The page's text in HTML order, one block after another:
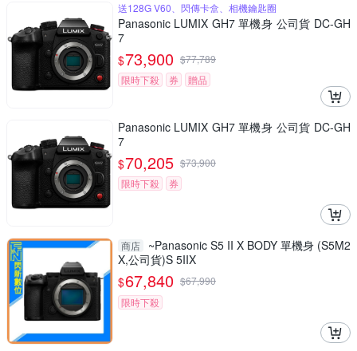
送128G V60、閃傳卡盒、相機鑰匙圈
Panasonic LUMIX GH7 單機身 公司貨 DC-GH
7
$73,900 $77,789
限時下殺
券 贈品
Panasonic LUMIX GH7 單機身 公司貨 DC-GH
7
$70,205 $73,900
限時下殺
券
商店
~Panasonic S5 II X BODY 單機身 (S5M2
X,公司貨)S 5IIX
$67,840 $67,990
限時下殺